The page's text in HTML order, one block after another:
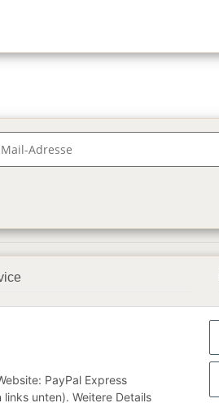
PayPal Express
unten). Weitere Details